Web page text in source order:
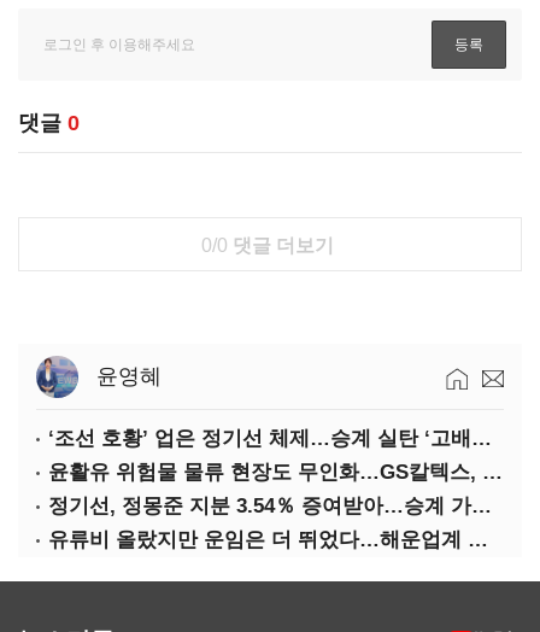
댓글 0
0/0 댓글 더보기
윤영혜
‘조선 호황’ 업은 정기선 체제…승계 실탄 ‘고배당’ 주목
윤활유 위험물 물류 현장도 무인화…GS칼텍스, 디지털 전환 가속
정기선, 정몽준 지분 3.54％ 증여받아…승계 가속화
유류비 올랐지만 운임은 더 뛰었다…해운업계 실적 ‘순항’